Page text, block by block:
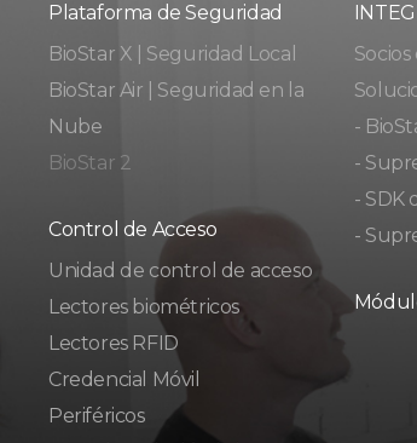
Plataforma de Seguridad
BioStar X | Seguridad Local
BioStar Air | Seguridad en la
Nube
BioStar 2
Control de Acceso
Unidad de control de acceso
Lectores biométricos
Lectores RFID
Credencial Móvil
Periféricos
-
-
- SDK
-